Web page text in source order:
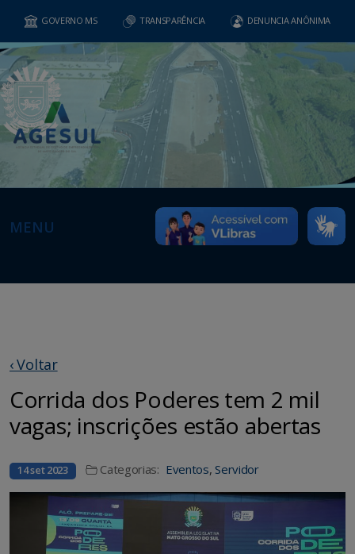
GOVERNO MS TRANSPARÊNCIA DENUNCIA ANÔNIMA
MENU
‹ Voltar
Corrida dos Poderes tem 2 mil
vagas; inscrições estão abertas
14 set 2023 Categorias: Eventos, Servidor